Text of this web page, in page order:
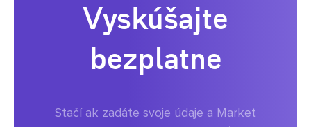
Vyskúšajte
bezplatne
Stačí ak zadáte svoje údaje a Market